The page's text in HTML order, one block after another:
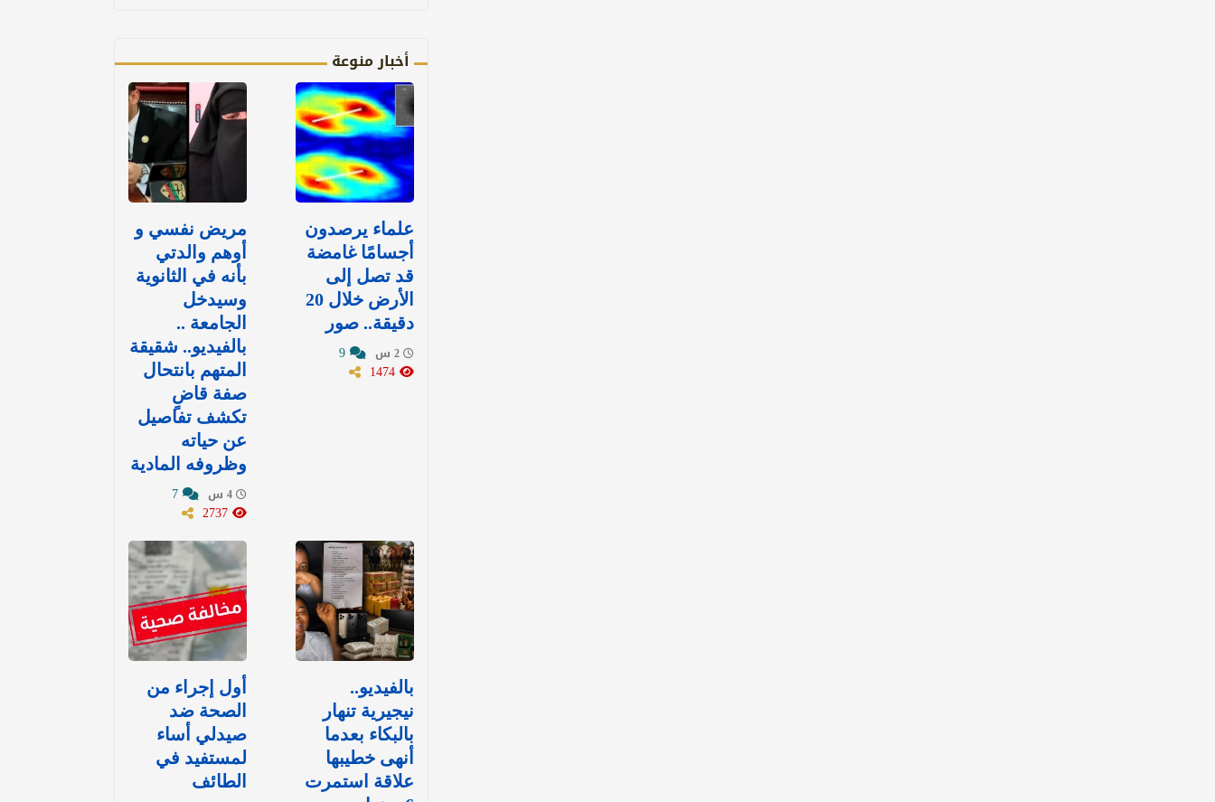
أخبار منوعة
علماء يرصدون
أجسامًا غامضة
قد تصل إلى
الأرض خلال 20
دقيقة.. صور
مريض نفسي و
أوهم والدتي
بأنه في الثانوية
وسيدخل
الجامعة ..
بالفيديو.. شقيقة
المتهم بانتحال
صفة قاضٍ
تكشف تفاصيل
عن حياته
وظروفه المادية
بالفيديو..
نيجيرية تنهار
بالبكاء بعدما
أنهى خطيبها
علاقة استمرت
أول إجراء من
الصحة ضد
صيدلي أساء
لمستفيد في
الطائف